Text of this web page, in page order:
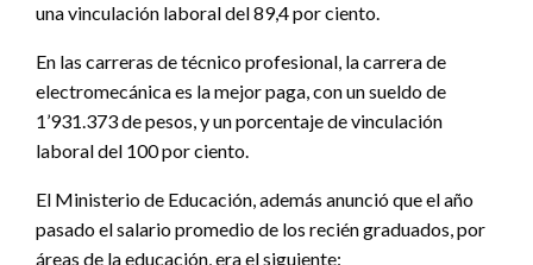
una vinculación laboral del 89,4 por ciento.
En las carreras de técnico profesional, la carrera de
electromecánica es la mejor paga, con un sueldo de
1’931.373 de pesos, y un porcentaje de vinculación
laboral del 100 por ciento.
El Ministerio de Educación, además anunció que el año
pasado el salario promedio de los recién graduados, por
áreas de la educación, era el siguiente: